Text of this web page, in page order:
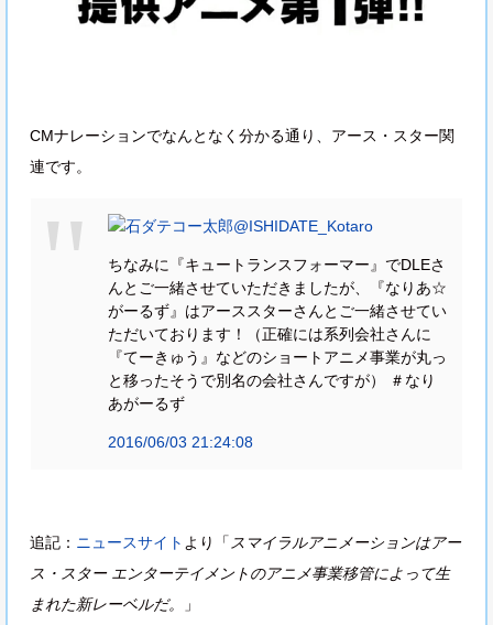
CMナレーションでなんとなく分かる通り、アース・スター関
連です。
石ダテコー太郎@ISHIDATE_Kotaro
ちなみに『キュートランスフォーマー』でDLEさ
んとご一緒させていただきましたが、『なりあ☆
がーるず』はアーススターさんとご一緒させてい
ただいております！（正確には系列会社さんに
『てーきゅう』などのショートアニメ事業が丸っ
と移ったそうで別名の会社さんですが） ＃なり
あがーるず
2016/06/03 21:24:08
追記： ニュースサイト より「 スマイラルアニメーションはアー
ス・スター エンターテイメントのアニメ事業移管によって生
まれた新レーベルだ。
」